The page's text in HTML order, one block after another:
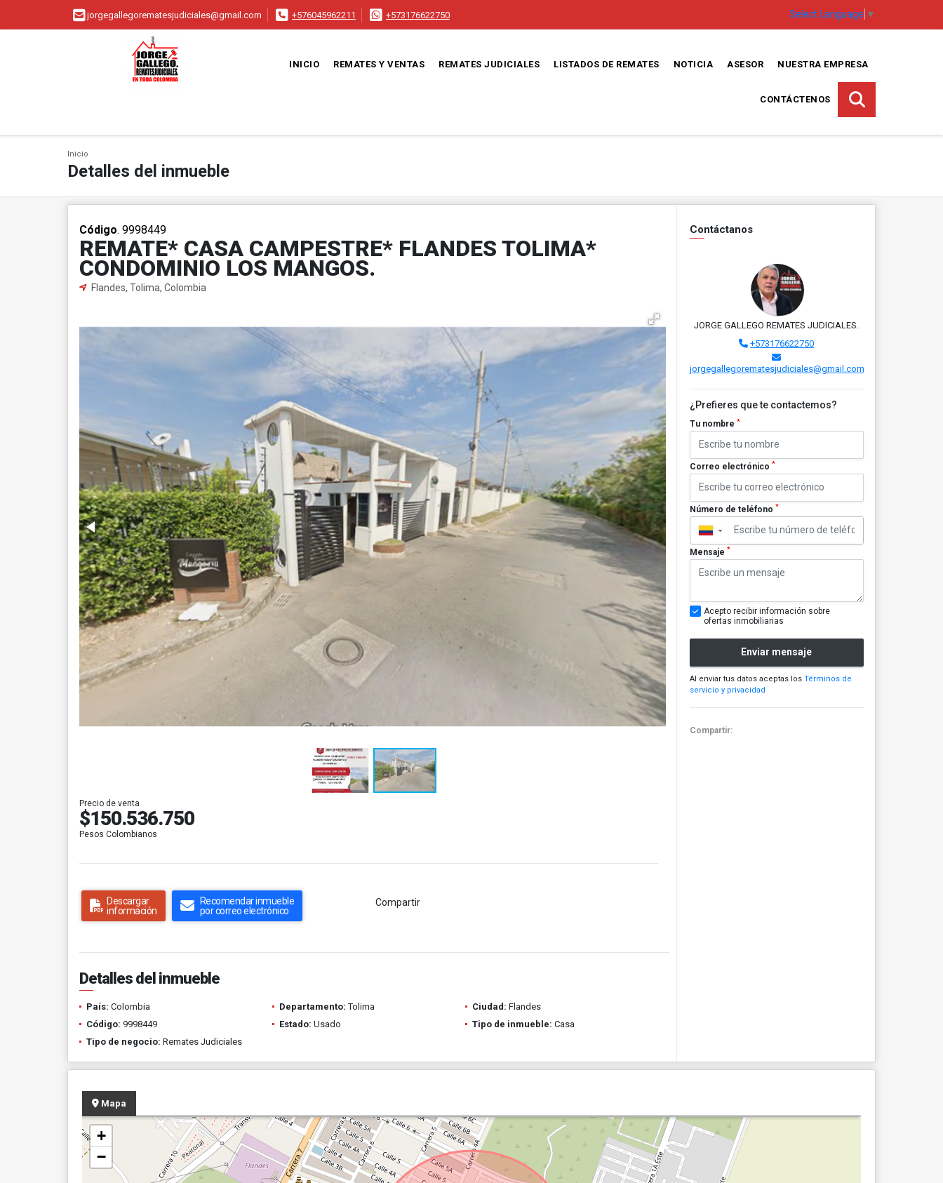
jorgegallegorematesjudiciales@gmail.com +576045962211 +573176622750 Select Language ▼
INICIO REMATES Y VENTAS REMATES JUDICIALES LISTADOS DE REMATES NOTICIA ASESOR NUESTRA EMPRESA
CONTÁCTENOS
Inicio
Detalles del inmueble
Código. 9998449
REMATE* CASA CAMPESTRE* FLANDES TOLIMA*
CONDOMINIO LOS MANGOS.
Flandes, Tolima, Colombia
Precio de venta
$150.536.750
Pesos Colombianos
Descargar
información
Recomendar inmueble
por correo electrónico
Compartir
Detalles del inmueble
País: Colombia Departamento: Tolima Ciudad: Flandes
Código: 9998449 Estado: Usado Tipo de inmueble: Casa
Tipo de negocio: Remates Judiciales
Contáctanos
JORGE GALLEGO REMATES JUDICIALES.
+573176622750
jorgegallegorematesjudiciales@gmail.com
¿Prefieres que te contactemos?
Tu nombre *
Correo electrónico *
Número de teléfono *
▼
Mensaje *
Acepto recibir información sobre
ofertas inmobiliarias
Enviar mensaje
Al enviar tus datos aceptas los Términos de
servicio y privacidad
Compartir:
Mapa
+
−